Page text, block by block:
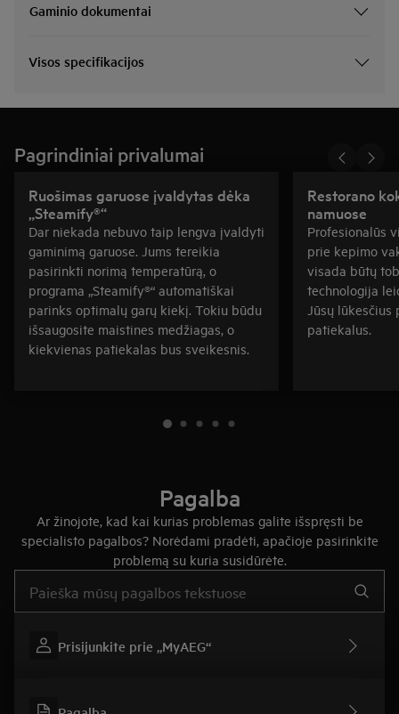
Gaminio dokumentai
Visos specifikacijos
Pagrindiniai privalumai
Ruošimas garuose įvaldytas dėka
„Steamify®“
Dar niekada nebuvo taip lengva įvaldyti
gaminimą garuose. Jums tereikia
pasirinkti norimą temperatūrą, o
programa „Steamify®“ automatiškai
parinks optimalų garų kiekį. Tokiu būdu
išsaugosite maistines medžiagas, o
kiekvienas patiekalas bus sveikesnis.
Restorano
namuose
Profesionalūs
prie kepimo
visada būtų
technologija
Jūsų lūkesčius
patiekalus.
Pagalba
Ar žinojote, kad kai kurias problemas galite išspręsti be
specialisto pagalbos? Norėdami pradėti, apačioje pasirinkite
problemą su kuria susidūrėte.
Prisijunkite prie „MyAEG“